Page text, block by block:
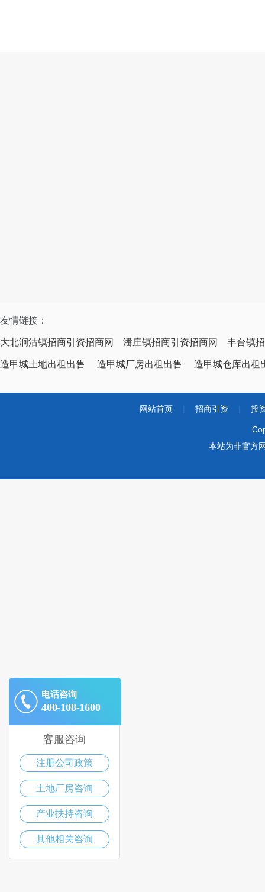
友情链接：
大北涧沽镇招商引资招商网 潘庄镇招商引资招商网 丰台镇
造甲城土地出租出售 造甲城厂房出租出售 造甲城仓库出租
网站首页 招商引资 投
本站为非官方
电话咨询
400-108-1600
客服咨询
注册公司政策
土地厂房咨询
产业扶持咨询
其他相关咨询